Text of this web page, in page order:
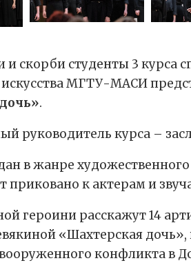
скорби студенты 3 курса
МГТУ-МАСИ
.
руководитель курса –
в жанре
приковано к актерам и
героини расскажут 14
«Шахтерская дочь»,
конфликта в